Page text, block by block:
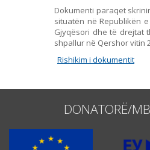
Dokumenti paraqet
situatën në Republikën
Gjyqësori dhe të drejtat
shpallur në Qershor vitin
Rishikim i dokumentit
DONATORË/